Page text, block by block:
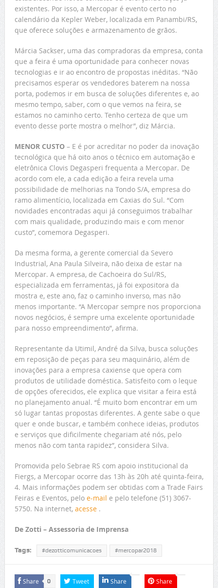
existentes. Por isso, a Mercopar é evento certo no
calendário da Kepler Weber, localizada em Panambi/RS,
que oferece soluções e armazenamento de grãos.
Márcia Sackser, uma das compradoras da empresa, conta
que a feira é uma oportunidade para conhecer novas
tecnologias e ir ao encontro de propostas inéditas. “Não
precisamos esperar os vendedores baterem na nossa
porta, podemos ir em busca de soluções diferentes e, ao
mesmo tempo, saber, com o que vemos na feira, se
estamos no caminho certo. Tenho certeza de que um
evento desse porte mostra o melhor”, diz Márcia.
MENOR CUSTO– E é por acreditar no poder da inovação
tecnológica que há oito anos o técnico em automação e
eletrônica Clovis Degasperi frequenta a Mercopar. De
acordo com ele, a cada edição a feira revela uma
possibilidade de melhorias na Tondo S/A, empresa do
ramo alimentício, localizada em Caxias do Sul. “Com
novidades encontradas aqui já conseguimos trabalhar
com mais qualidade, produzindo mais e com menor
custo”, comemora Degasperi.
Da mesma forma, a gerente comercial da Severo
Industrial, Ana Paula Silveira, não deixa de estar na
Mercopar. A empresa, de Cachoeira do Sul/RS,
especializada em ferramentas, já foi expositora da
mostra e, este ano, faz o caminho inverso, mas não
menos importante. “A Mercopar sempre nos proporciona
novos negócios, é sempre uma excelente oportunidade
para nosso empreendimento”, afirma.
Representante da Utimil, André da Silva, busca soluções
em reposição de peças para seu maquinário, além de
inovações para a empresa caxiense que opera com
produtos de utilidade doméstica. Satisfeito com o leque
de opções oferecidos, ele explica que visitar a feira está
no planejamento anual. “É muito bom encontrar em um
só lugar tantas propostas diferentes. A gente sabe o que
quer e onde buscar, e também conhece ideias, produtos
e serviços que dificilmente chegariam até nós, pelo
menos não com tanta rapidez”, considera Silva.
Promovida pelo Sebrae RS com apoio institucional da
Fiergs, a Mercopar ocorre das 13h às 20h até quinta-feira,
4. Mais informações podem ser obtidas com a Trade Fairs
Feiras e Eventos, pelo e-mail e pelo telefone (51) 3067-
5750. Na internet, acesse.
De Zotti – Assessoria de Imprensa
Tags: #dezotticomunicacoes #mercopar2018
Share 0 Tweet Share Share